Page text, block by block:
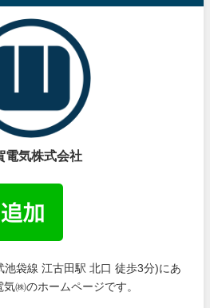
電気株式会社
池袋線 江古田駅 北口 徒歩3分)にあ
㈱のホームページです。